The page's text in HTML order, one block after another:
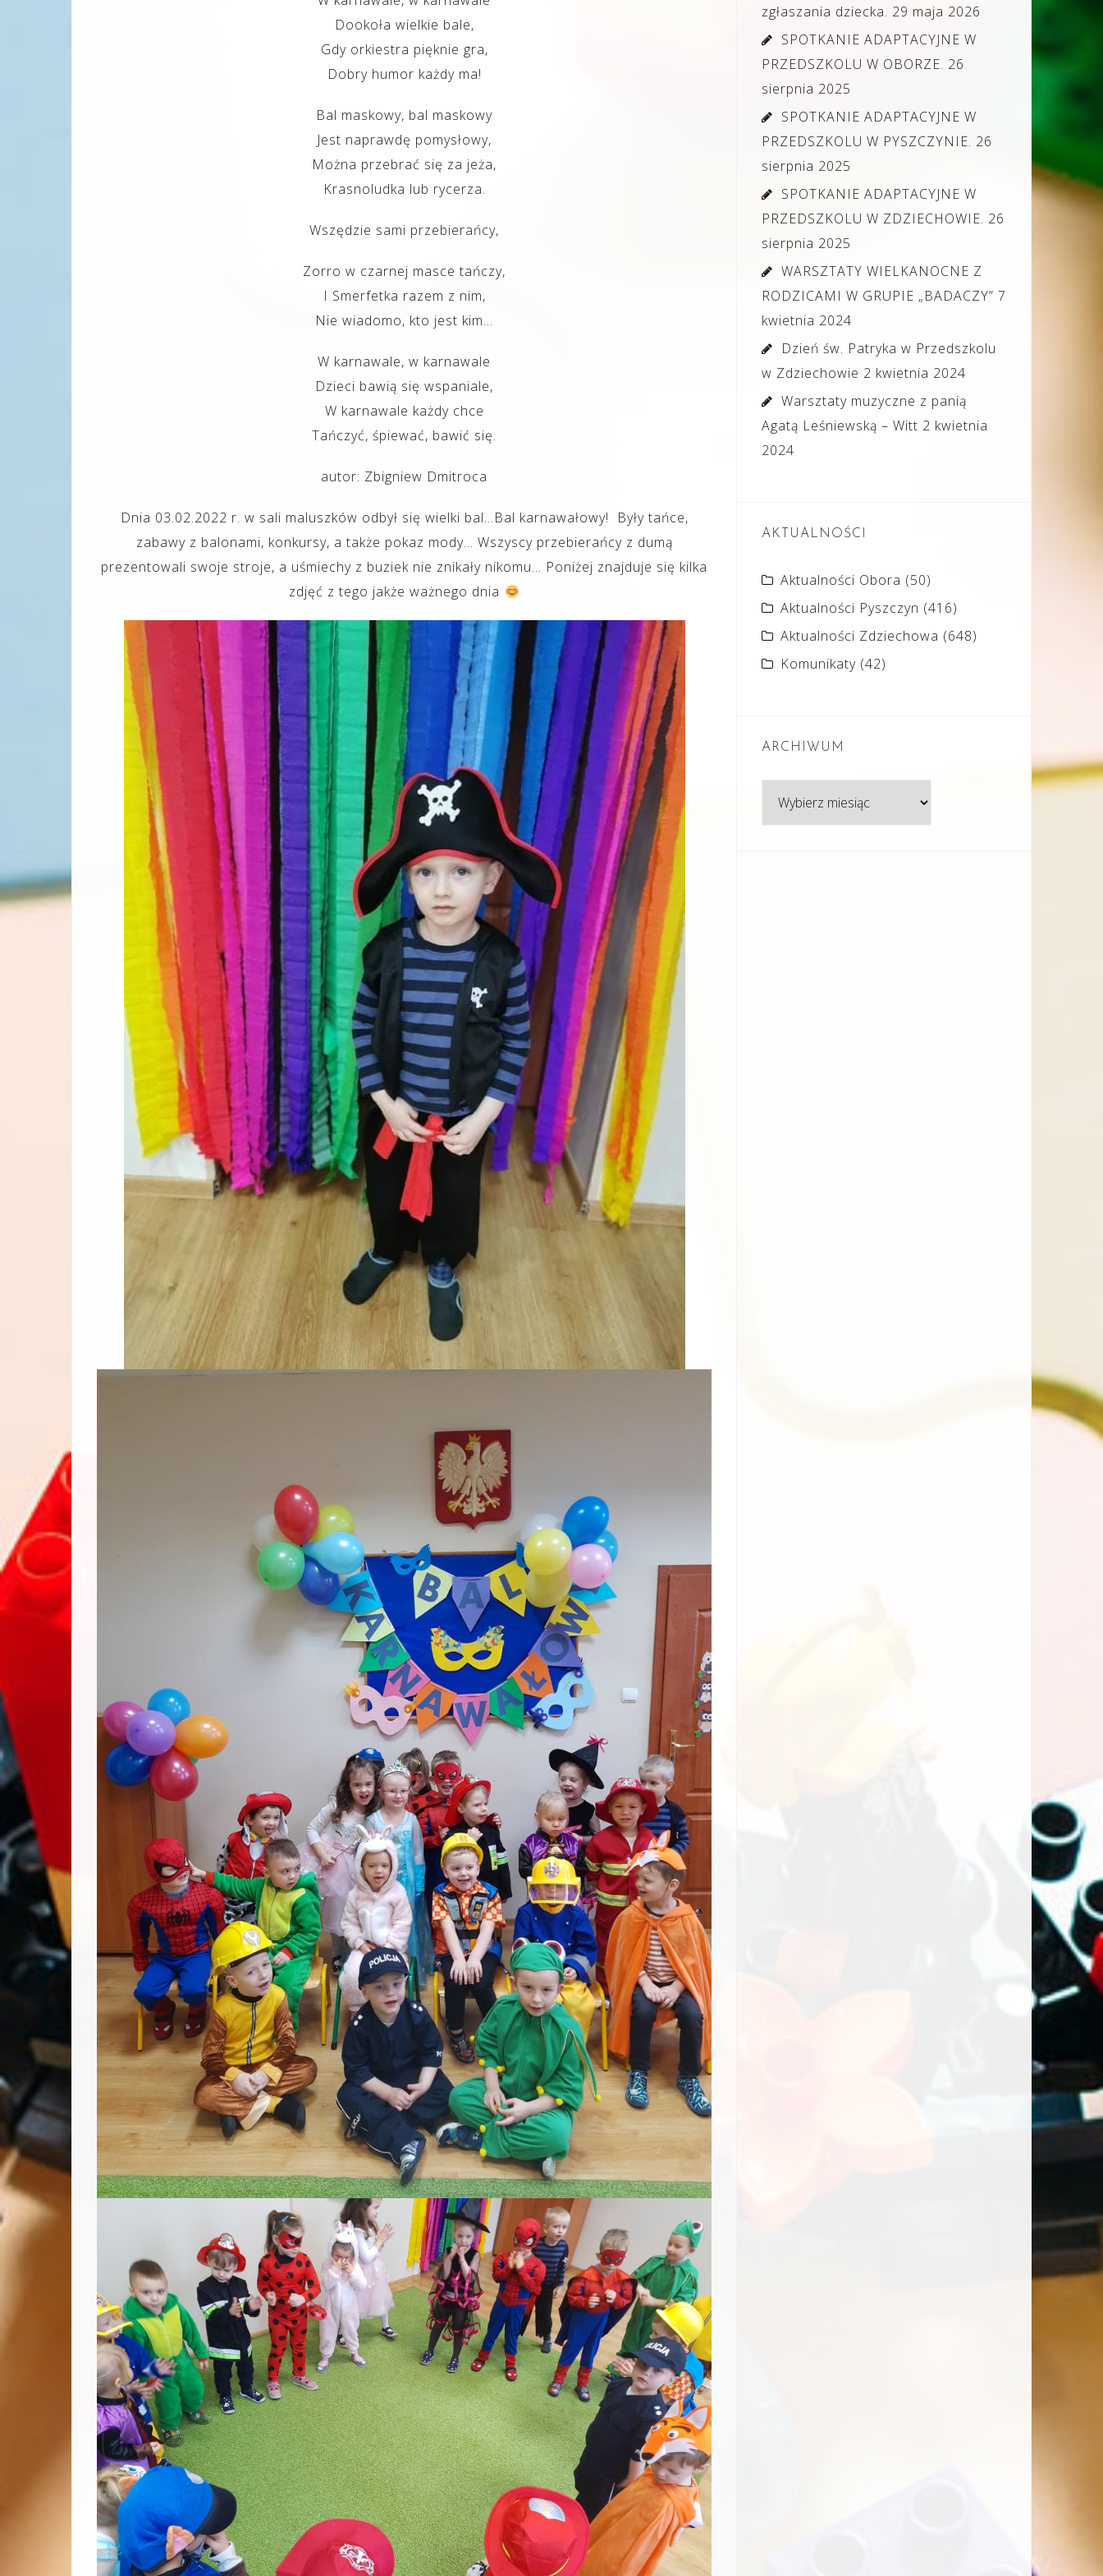
Dookoła wielkie bale,
Gdy orkiestra pięknie gra,
Dobry humor każdy ma!
Bal maskowy, bal maskowy
Jest naprawdę pomysłowy,
Można przebrać się za jeża,
Krasnoludka lub rycerza.
Wszędzie sami przebierańcy,
Zorro w czarnej masce tańczy,
I Smerfetka razem z nim,
Nie wiadomo, kto jest kim…
W karnawale, w karnawale
Dzieci bawią się wspaniale,
W karnawale każdy chce
Tańczyć, śpiewać, bawić się.
autor: Zbigniew Dmitroca
Dnia 03.02.2022 r. w sali maluszków odbył się wielki bal…Bal karnawałowy! Były tańce,
zabawy z balonami, konkursy, a także pokaz mody… Wszyscy przebierańcy z dumą
prezentowali swoje stroje, a uśmiechy z buziek nie znikały nikomu… Poniżej znajduje się kilka
zdjęć z tego jakże ważnego dnia
zgłaszania dziecka. 29 maja 2026
SPOTKANIE ADAPTACYJNE W
PRZEDSZKOLU W OBORZE. 26
sierpnia 2025
SPOTKANIE ADAPTACYJNE W
PRZEDSZKOLU W PYSZCZYNIE. 26
sierpnia 2025
SPOTKANIE ADAPTACYJNE W
PRZEDSZKOLU W ZDZIECHOWIE. 26
sierpnia 2025
WARSZTATY WIELKANOCNE Z
RODZICAMI W GRUPIE „BADACZY” 7
kwietnia 2024
Dzień św. Patryka w Przedszkolu
w Zdziechowie 2 kwietnia 2024
Warsztaty muzyczne z panią
Agatą Leśniewską – Witt 2 kwietnia
2024
AKTUALNOŚCI
Aktualności Obora (50)
Aktualności Pyszczyn (416)
Aktualności Zdziechowa (648)
Komunikaty (42)
ARCHIWUM